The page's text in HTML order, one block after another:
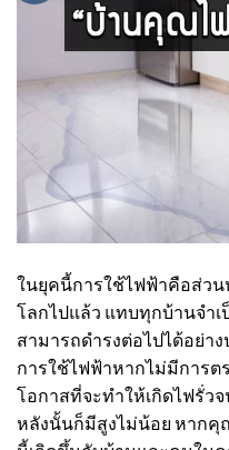
ในยุคนี้การใช้ไฟฟ้าคือส่ว
โลกไปแล้ว แทบทุกบ้านจำ
สามารถดำรงต่อไปได้อย่า
การใช้ไฟฟ้าหากไม่มีการ
โอกาสที่จะทำให้เกิดไฟรั่ว
หลังนั้นก็มีสูงไม่น้อย หากคุ